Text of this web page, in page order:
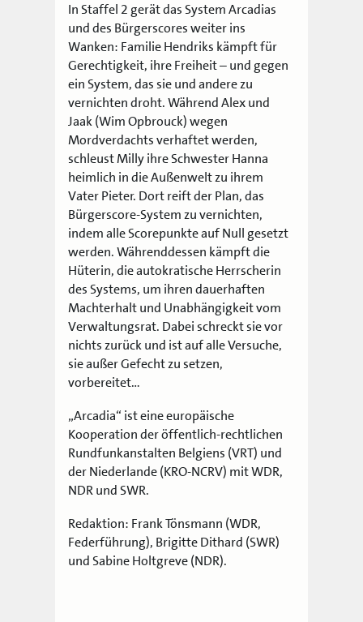
In Staffel 2 gerät das System Arcadias
und des Bürgerscores weiter ins
Wanken: Familie Hendriks kämpft für
Gerechtigkeit, ihre Freiheit – und gegen
ein System, das sie und andere zu
vernichten droht. Während Alex und
Jaak (Wim Opbrouck) wegen
Mordverdachts verhaftet werden,
schleust Milly ihre Schwester Hanna
heimlich in die Außenwelt zu ihrem
Vater Pieter. Dort reift der Plan, das
Bürgerscore-System zu vernichten,
indem alle Scorepunkte auf Null gesetzt
werden. Währenddessen kämpft die
Hüterin, die autokratische Herrscherin
des Systems, um ihren dauerhaften
Machterhalt und Unabhängigkeit vom
Verwaltungsrat. Dabei schreckt sie vor
nichts zurück und ist auf alle Versuche,
sie außer Gefecht zu setzen,
vorbereitet…
„Arcadia“ ist eine europäische
Kooperation der öffentlich-rechtlichen
Rundfunkanstalten Belgiens (VRT) und
der Niederlande (KRO-NCRV) mit WDR,
NDR und SWR.
Redaktion: Frank Tönsmann (WDR,
Federführung), Brigitte Dithard (SWR)
und Sabine Holtgreve (NDR).